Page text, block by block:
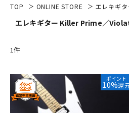
キーボード
TOP ONLINE STORE エレキギタ
エレキギター Killer Prime／
1件
ポイント
10%還